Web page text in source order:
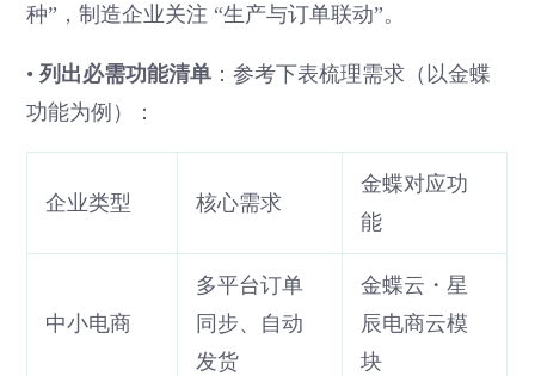
种”，制造企业关注 “生产与订单联动”。
•列出必需功能清单 ：参考下表梳理需求（以金蝶
功能为例）：
企业类型 核心需求
金蝶对应功
能
中小电商
多平台订单
同步、自动
发货
金蝶云・星
辰电商云模
块